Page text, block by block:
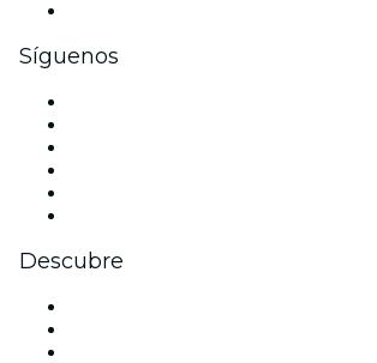
Síguenos
Descubre